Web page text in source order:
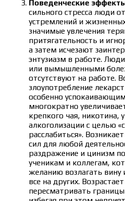
Поведенческие
сильного стресса люди
устремлений и
значимые увлечения
притягательность и
а затем исчезают
энтузиазм в работе.
или вымышленными
отсутствуют на работе.
злоупотребление
особенно
многократно
крепкого чая, никотина,
алкоголизации с целью
расслабиться».
сил для любой
раздражение и цинизм
ученикам и коллегам,
желанию возлагать вину
все на других.
пересматривать